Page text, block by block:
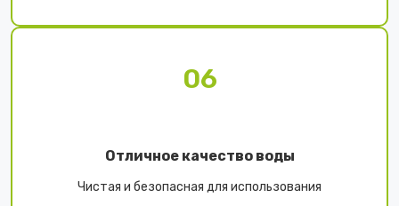
06
Отличное качество воды
Чистая и безопасная для использования